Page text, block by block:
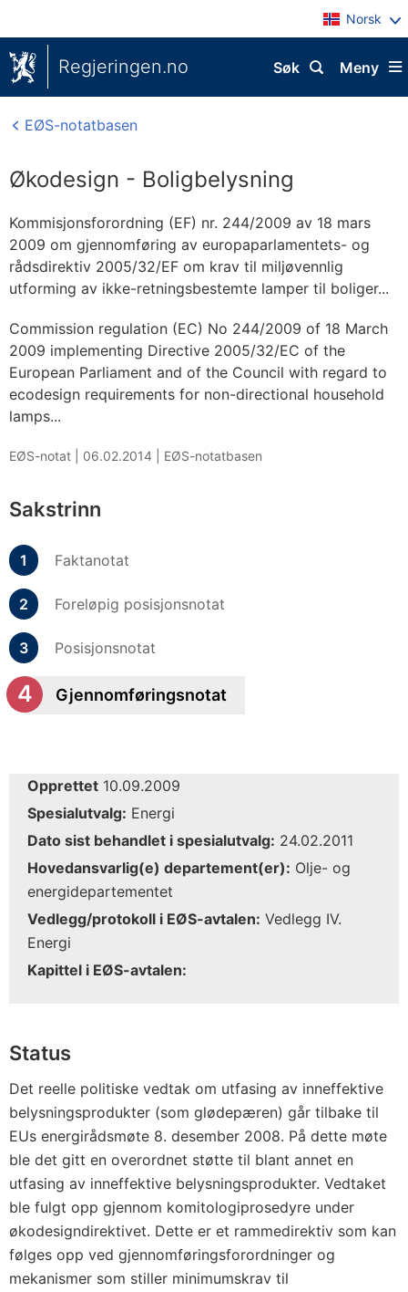
Norsk
Regjeringen.no Meny
Søk
EØS-notatbasen
Økodesign - Boligbelysning
Kommisjonsforordning (EF) nr. 244/2009 av 18 mars
2009 om gjennomføring av europaparlamentets- og
rådsdirektiv 2005/32/EF om krav til miljøvennlig
utforming av ikke-retningsbestemte lamper til boliger...
Commission regulation (EC) No 244/2009 of 18 March
2009 implementing Directive 2005/32/EC of the
European Parliament and of the Council with regard to
ecodesign requirements for non-directional household
lamps...
EØS-notat | 06.02.2014 EØS-notatbasen
Sakstrinn
Faktanotat
Foreløpig posisjonsnotat
Posisjonsnotat
Gjennomføringsnotat
Opprettet 10.09.2009
Spesialutvalg: Energi
Dato sist behandlet i spesialutvalg: 24.02.2011
Hovedansvarlig(e) departement(er): Olje- og
energidepartementet
Vedlegg/protokoll i EØS-avtalen: Vedlegg IV.
Energi
Kapittel i EØS-avtalen:
Status
Det reelle politiske vedtak om utfasing av inneffektive
belysningsprodukter (som glødepæren) går tilbake til
EUs energirådsmøte 8. desember 2008. På dette møte
ble det gitt en overordnet støtte til blant annet en
utfasing av inneffektive belysningsprodukter. Vedtaket
ble fulgt opp gjennom komitologiprosedyre under
økodesigndirektivet. Dette er et rammedirektiv som kan
følges opp ved gjennomføringsforordninger og
mekanismer som stiller minimumskrav til